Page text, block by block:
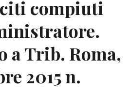
compiuti
a Trib. Roma,
2015 n.